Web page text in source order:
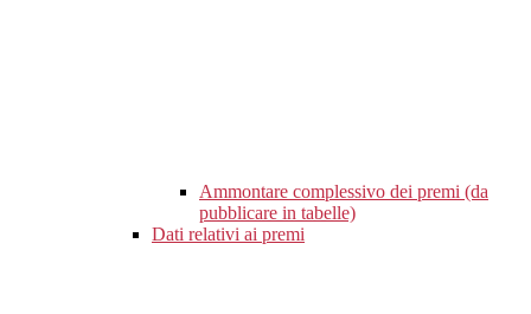
Ammontare complessivo dei premi (da
pubblicare in tabelle)
Dati relativi ai premi